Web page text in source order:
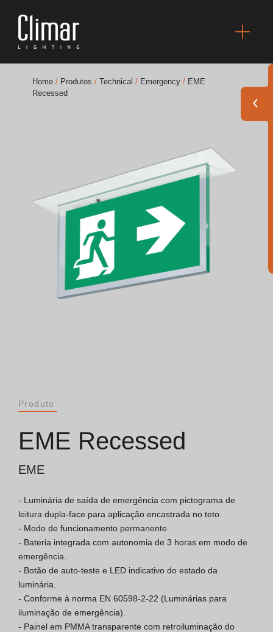
BOYA OUT Shapes
Soluções Acústicas
Melhores Projetos
Catálogos
Geral [PT/ES]
Documentos
Considerações Gerais
Condições de Venda
Condições de Garantia
Home / Produtos / Technical / Emergency / EME
Recessed
Produto
EME Recessed
EME
- Luminária de saída de emergência com pictograma de
leitura dupla-face para aplicação encastrada no teto.
- Modo de funcionamento permanente.
- Bateria integrada com autonomia de 3 horas em modo de
emergência.
- Botão de auto-teste e LED indicativo do estado da
luminária.
- Conforme à norma EN 60598-2-22 (Luminárias para
iluminação de emergência).
- Painel em PMMA transparente com retroiluminação do